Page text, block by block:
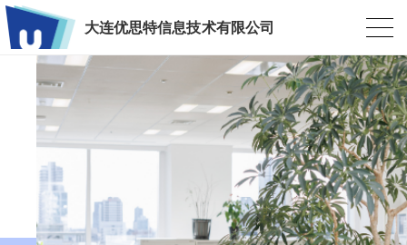
大连优思特信息技术有限公司